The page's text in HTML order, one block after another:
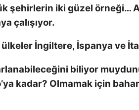
şehirlerin iki güzel örneği…
çalışıyor.
ülkeler İngiltere, İspanya ve
biliyor
kadar? Olmamak için